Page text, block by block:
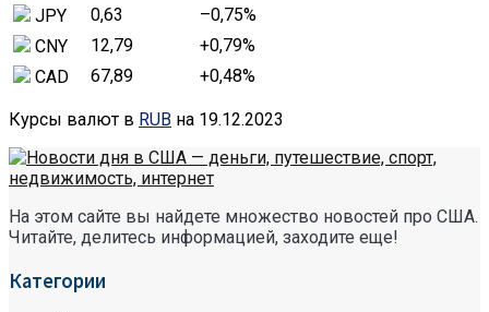
JPY
0,63 –0,75%
CNY
12,79 +0,79%
CAD
67,89 +0,48%
Курсы валют в RUB на 19.12.2023
На этом сайте вы найдете множество новостей про США.
Читайте, делитесь информацией, заходите еще!
Категории